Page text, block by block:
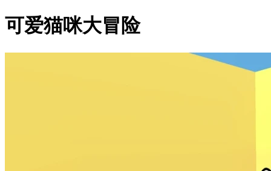
可爱猫咪大冒险